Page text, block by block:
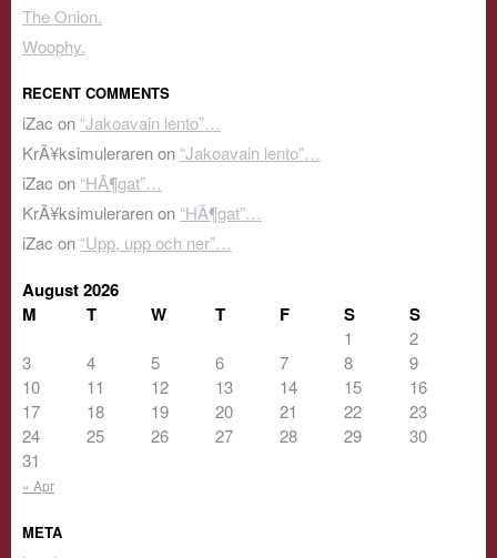
The Onion.
Woophy.
RECENT COMMENTS
iZac on “Jakoavain lento”…
KrÃ¥ksimulerarenon “Jakoavain lento”…
iZac on “HÃ¶gat”…
KrÃ¥ksimulerarenon “HÃ¶gat”…
iZac on “Upp, upp och ner”…
August 2026
M
T W T F S S
« Apr
1
2
3
4 5 6 7 8
9
10
11 12 13 14 15
16
17
18 19 20 21 22
23
24
25 26 27 28 29
30
31
META